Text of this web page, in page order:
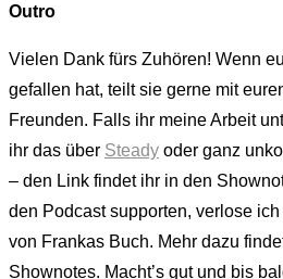
Outro
Vielen Dank fürs Zuhören! Wenn
gefallen hat, teilt sie gerne mit
Freunden. Falls ihr meine Arbeit
ihr das über Steady oder ganz
– den Link findet ihr in den
den Podcast supporten, verlose
von Frankas Buch. Mehr dazu
Shownotes. Macht’s gut und bis